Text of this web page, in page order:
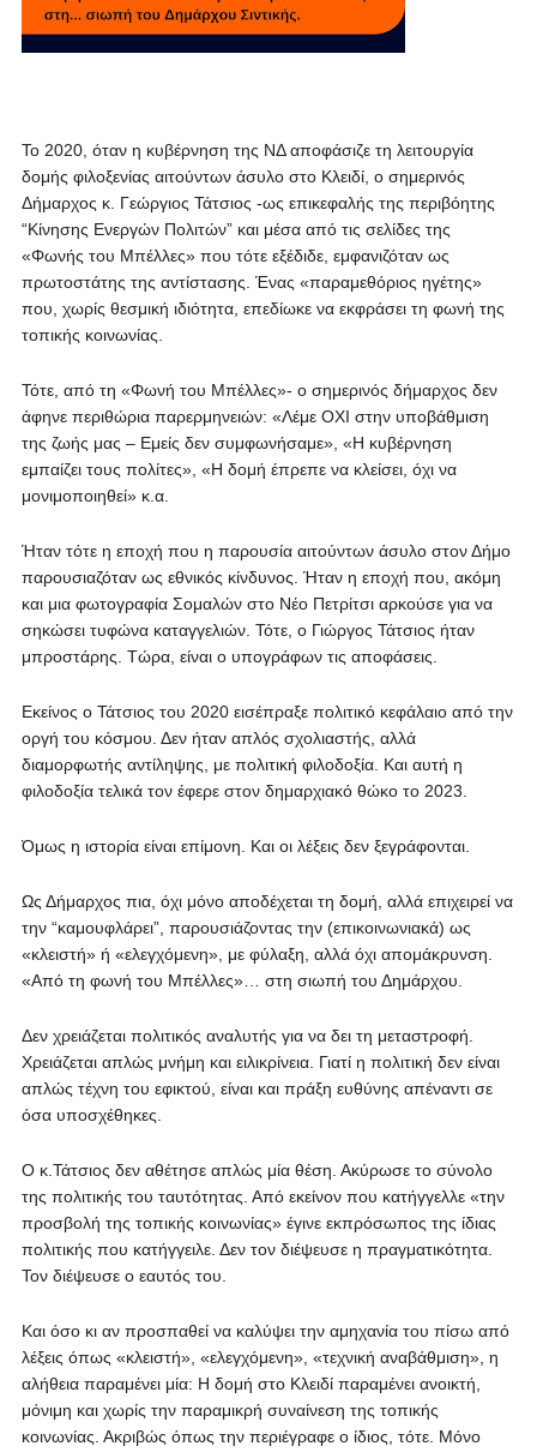
Το 2020, όταν η κυβέρνηση της ΝΔ αποφάσιζε τη λειτουργία
δομής φιλοξενίας αιτούντων άσυλο στο Κλειδί, ο σημερινός
Δήμαρχος κ. Γεώργιος Τάτσιος -ως επικεφαλής της περιβόητης
“Κίνησης Ενεργών Πολιτών” και μέσα από τις σελίδες της
«Φωνής του Μπέλλες» που τότε εξέδιδε, εμφανιζόταν ως
πρωτοστάτης της αντίστασης. Ένας «παραμεθόριος ηγέτης»
που, χωρίς θεσμική ιδιότητα, επεδίωκε να εκφράσει τη φωνή της
τοπικής κοινωνίας.
Τότε, από τη «Φωνή του Μπέλλες»- ο σημερινός δήμαρχος δεν
άφηνε περιθώρια παρερμηνειών: «Λέμε ΟΧΙ στην υποβάθμιση
της ζωής μας – Εμείς δεν συμφωνήσαμε», «Η κυβέρνηση
εμπαίζει τους πολίτες», «Η δομή έπρεπε να κλείσει, όχι να
μονιμοποιηθεί» κ.α.
Ήταν τότε η εποχή που η παρουσία αιτούντων άσυλο στον Δήμο
παρουσιαζόταν ως εθνικός κίνδυνος. Ήταν η εποχή που, ακόμη
και μια φωτογραφία Σομαλών στο Νέο Πετρίτσι αρκούσε για να
σηκώσει τυφώνα καταγγελιών. Τότε, ο Γιώργος Τάτσιος ήταν
μπροστάρης. Τώρα, είναι ο υπογράφων τις αποφάσεις.
Εκείνος ο Τάτσιος του 2020 εισέπραξε πολιτικό κεφάλαιο από την
οργή του κόσμου. Δεν ήταν απλός σχολιαστής, αλλά
διαμορφωτής αντίληψης, με πολιτική φιλοδοξία. Και αυτή η
φιλοδοξία τελικά τον έφερε στον δημαρχιακό θώκο το 2023.
Όμως η ιστορία είναι επίμονη. Και οι λέξεις δεν ξεγράφονται.
Ως Δήμαρχος πια, όχι μόνο αποδέχεται τη δομή, αλλά επιχειρεί να
την “καμουφλάρει”, παρουσιάζοντας την (επικοινωνιακά) ως
«κλειστή» ή «ελεγχόμενη», με φύλαξη, αλλά όχι απομάκρυνση.
«Από τη φωνή του Μπέλλες»… στη σιωπή του Δημάρχου.
Δεν χρειάζεται πολιτικός αναλυτής για να δει τη μεταστροφή.
Χρειάζεται απλώς μνήμη και ειλικρίνεια. Γιατί η πολιτική δεν είναι
απλώς τέχνη του εφικτού, είναι και πράξη ευθύνης απέναντι σε
όσα υποσχέθηκες.
Ο κ.Τάτσιος δεν αθέτησε απλώς μία θέση. Ακύρωσε το σύνολο
της πολιτικής του ταυτότητας. Από εκείνον που κατήγγελλε «την
προσβολή της τοπικής κοινωνίας» έγινε εκπρόσωπος της ίδιας
πολιτικής που κατήγγειλε. Δεν τον διέψευσε η πραγματικότητα.
Τον διέψευσε ο εαυτός του.
Και όσο κι αν προσπαθεί να καλύψει την αμηχανία του πίσω από
λέξεις όπως «κλειστή», «ελεγχόμενη», «τεχνική αναβάθμιση», η
αλήθεια παραμένει μία: Η δομή στο Κλειδί παραμένει ανοικτή,
μόνιμη και χωρίς την παραμικρή συναίνεση της τοπικής
κοινωνίας. Ακριβώς όπως την περιέγραφε ο ίδιος, τότε. Μόνο